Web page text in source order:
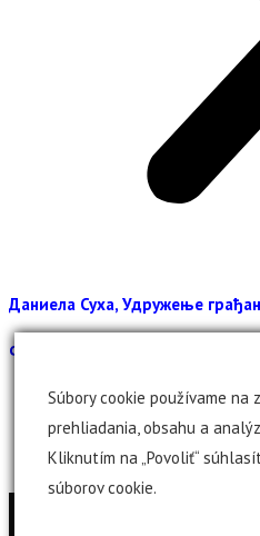
Даниела Суха, Удружење
Фото:
Súbory cookie používame na
prehliadania, obsahu a
Kliknutím na „Povoliť“
súborov cookie.